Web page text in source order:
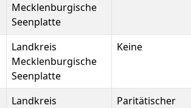
Mecklenburgische
Seenplatte
Landkreis
Mecklenburgische
Seenplatte
Keine
Landkreis
Paritätischer